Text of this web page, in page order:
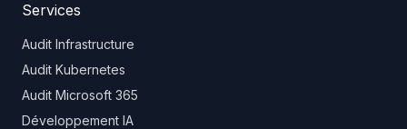
Services
Audit Infrastructure
Audit Kubernetes
Audit Microsoft 365
Développement IA